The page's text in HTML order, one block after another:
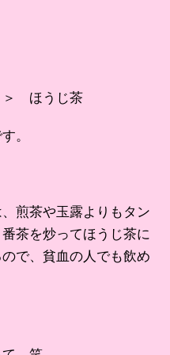
ほうじ茶
。
煎茶や玉露よりもタン
茶を炒ってほうじ茶に
で、貧血の人でも飲め